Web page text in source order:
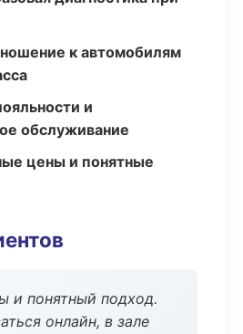
к автомобилям
и
обслуживание
цены и понятные
и понятный подход.
онлайн, в зале